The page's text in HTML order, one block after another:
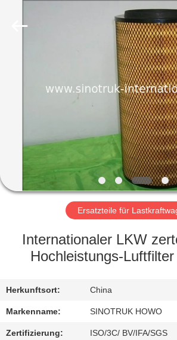
HAUSE
UNS
KONTAKT
MIT
UNS
Ersatzteile für
Internationaler LKW
Hochleistungs-
Herkunftsort: China
Markenname: SINOTRUK HOWO
Zertifizierung: ISO/3C/ BV/IFA/SGS